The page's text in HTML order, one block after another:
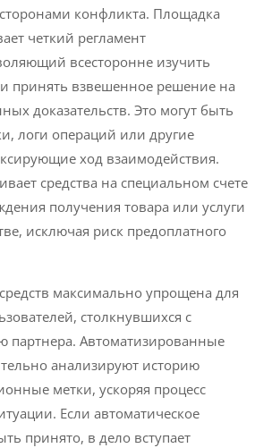
конфликта. Площадка
четкий регламент
всесторонне изучить
и принять взвешенное решение на
доказательств. Это могут быть
логи операций или другие
ход взаимодействия.
средства на специальном счете
получения товара или услуги
исключая риск предоплатного
максимально упрощена для
столкнувшихся с
партнера. Автоматизированные
анализируют историю
метки, ускоряя процесс
Если автоматическое
принято, в дело вступает